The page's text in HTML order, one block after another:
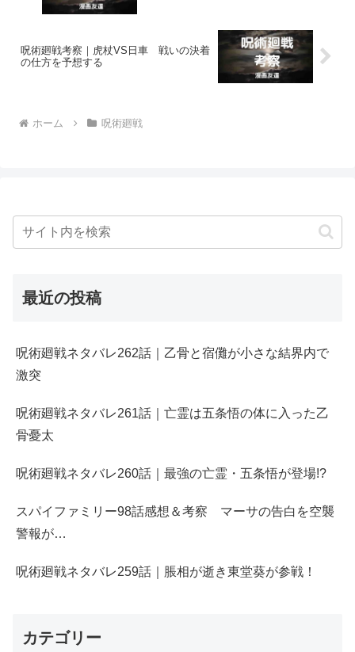
呪術廻戦考察｜虎杖VS日車 戦いの決着
の仕方を予想する
ホーム 呪術廻戦
最近の投稿
呪術廻戦ネタバレ262話｜乙骨と宿儺が小さな結界内で
激突
呪術廻戦ネタバレ261話｜亡霊は五条悟の体に入った乙
骨憂太
呪術廻戦ネタバレ260話｜最強の亡霊・五条悟が登場!?
スパイファミリー98話感想＆考察 マーサの告白を空襲
警報が…
呪術廻戦ネタバレ259話｜脹相が逝き東堂葵が参戦！
カテゴリー